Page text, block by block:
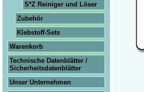
S*Z Reiniger und Löser
Zubehör
Klebstoff-Sets
Warenkorb
Technische Datenblätter /
Sicherheits­datenblätter
Unser Unternehmen